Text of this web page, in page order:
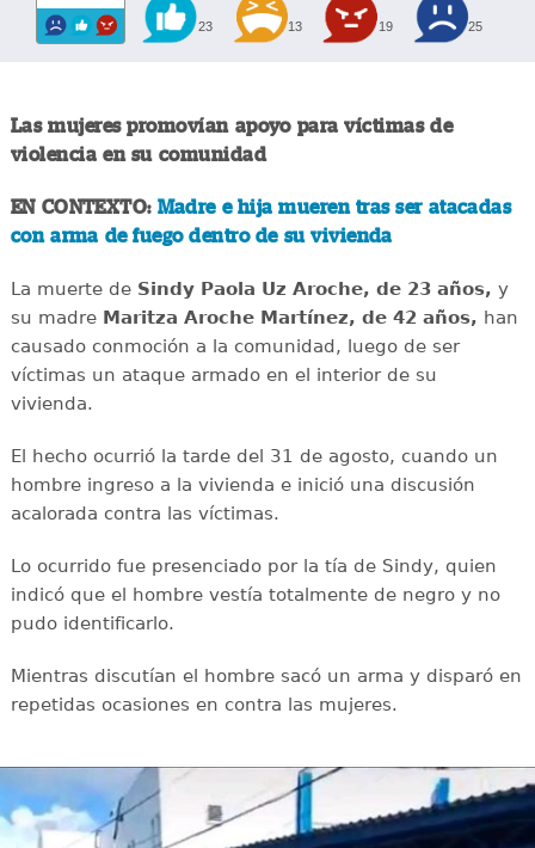
23 13 19 25
Las mujeres promovían apoyo para víctimas de
violencia en su comunidad
EN CONTEXTO: Madre e hija mueren tras ser atacadas
con arma de fuego dentro de su vivienda
La muerte de Sindy Paola Uz Aroche, de 23 años, y
su madre Maritza Aroche Martínez, de 42 años, han
causado conmoción a la comunidad, luego de ser
víctimas un ataque armado en el interior de su
vivienda.
El hecho ocurrió la tarde del 31 de agosto, cuando un
hombre ingreso a la vivienda e inició una discusión
acalorada contra las víctimas.
Lo ocurrido fue presenciado por la tía de Sindy, quien
indicó que el hombre vestía totalmente de negro y no
pudo identificarlo.
Mientras discutían el hombre sacó un arma y disparó en
repetidas ocasiones en contra las mujeres.